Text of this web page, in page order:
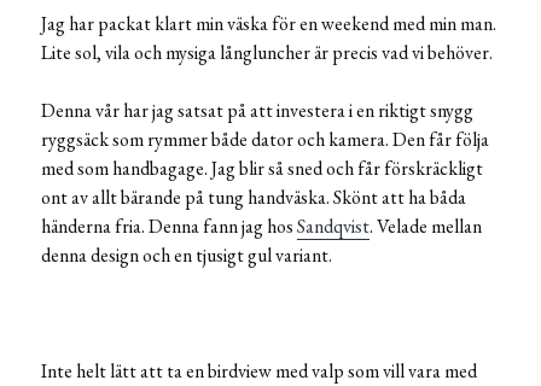
Jag har packat klart min väska för en weekend med min man.
Lite sol, vila och mysiga långluncher är precis vad vi behöver.
Denna vår har jag satsat på att investera i en riktigt snygg
ryggsäck som rymmer både dator och kamera. Den får följa
med som handbagage. Jag blir så sned och får förskräckligt
ont av allt bärande på tung handväska. Skönt att ha båda
händerna fria. Denna fann jag hosSandqvist. Velade mellan
denna design och en tjusigt gul variant.
Inte helt lätt att ta en birdview med valp som vill vara med